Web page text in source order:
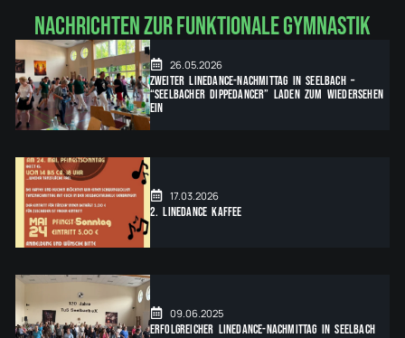
Nachrichten zur Funktionale Gymnastik
26.05.2026
Zweiter Linedance-Nachmittag in Seelbach –
“Seelbacher Dippedancer” laden zum Wiedersehen
ein
17.03.2026
2. Linedance Kaffee
09.06.2025
Erfolgreicher Linedance-Nachmittag in Seelbach